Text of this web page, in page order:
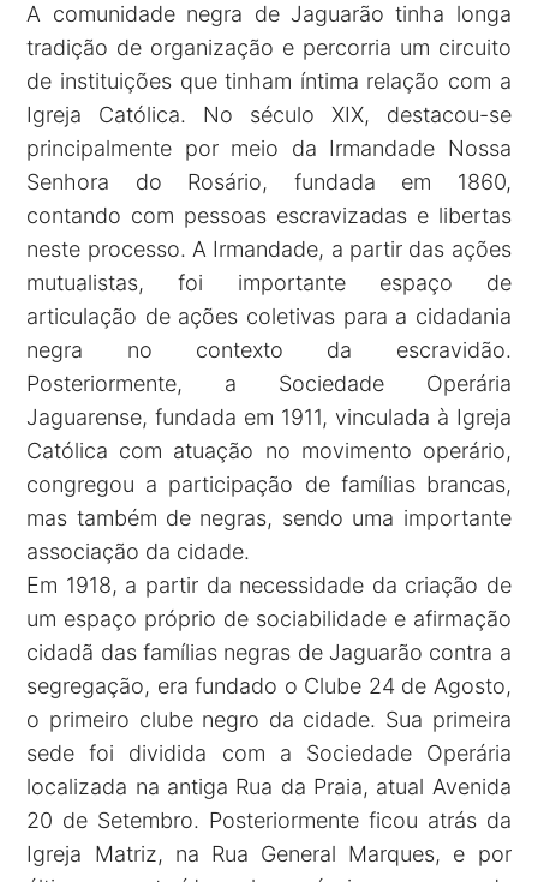
A comunidade negra de Jaguarão tinha longa
tradição de organização e percorria um circuito
de instituições que tinham íntima relação com a
Igreja Católica. No século XIX, destacou-se
principalmente por meio da Irmandade Nossa
Senhora do Rosário, fundada em 1860,
contando com pessoas escravizadas e libertas
neste processo. A Irmandade, a partir das ações
mutualistas, foi importante espaço de
articulação de ações coletivas para a cidadania
negra no contexto da escravidão.
Posteriormente, a Sociedade Operária
Jaguarense, fundada em 1911, vinculada à Igreja
Católica com atuação no movimento operário,
congregou a participação de famílias brancas,
mas também de negras, sendo uma importante
associação da cidade.
Em 1918, a partir da necessidade da criação de
um espaço próprio de sociabilidade e afirmação
cidadã das famílias negras de Jaguarão contra a
segregação, era fundado o Clube 24 de Agosto,
o primeiro clube negro da cidade. Sua primeira
sede foi dividida com a Sociedade Operária
localizada na antiga Rua da Praia, atual Avenida
20 de Setembro. Posteriormente ficou atrás da
Igreja Matriz, na Rua General Marques, e por